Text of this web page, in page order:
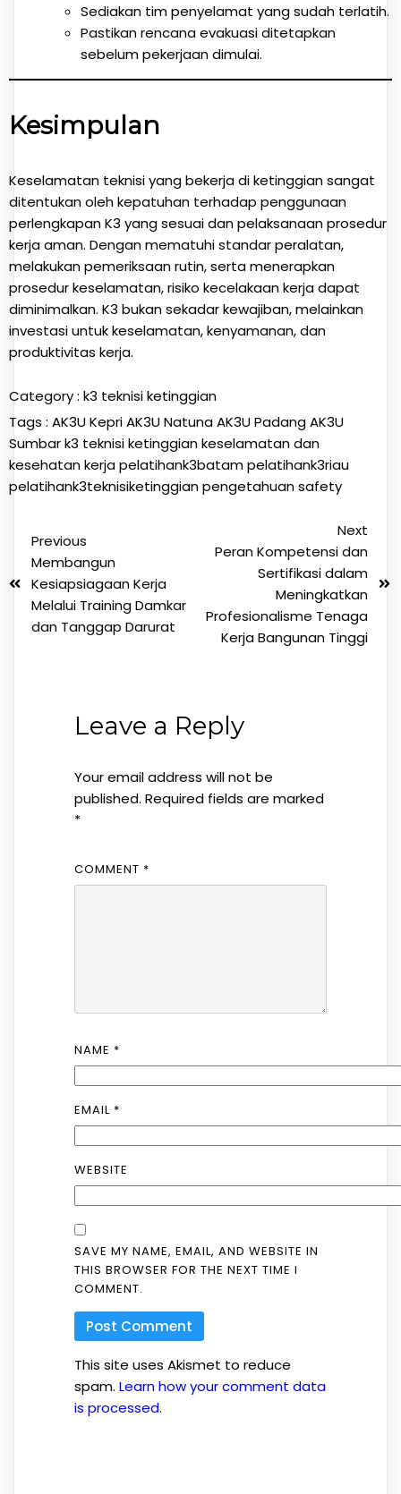
Sediakan tim penyelamat yang sudah terlatih.
Pastikan rencana evakuasi ditetapkan
sebelum pekerjaan dimulai.
Kesimpulan
Keselamatan teknisi yang bekerja di ketinggian sangat
ditentukan oleh kepatuhan terhadap penggunaan
perlengkapan K3 yang sesuai dan pelaksanaan prosedur
kerja aman. Dengan mematuhi standar peralatan,
melakukan pemeriksaan rutin, serta menerapkan
prosedur keselamatan, risiko kecelakaan kerja dapat
diminimalkan. K3 bukan sekadar kewajiban, melainkan
investasi untuk keselamatan, kenyamanan, dan
produktivitas kerja.
Category : k3 teknisi ketinggian
Tags : AK3U KepriAK3U NatunaAK3U PadangAK3U
Sumbark3 teknisi ketinggiankeselamatan dan
kesehatan kerjapelatihank3batampelatihank3riau
pelatihank3teknisiketinggianpengetahuansafety
Previous
Membangun
Kesiapsiagaan Kerja
Melalui Training Damkar
dan Tanggap Darurat
Next
Peran Kompetensi dan
Sertifikasi dalam
Meningkatkan
Profesionalisme Tenaga
Kerja Bangunan Tinggi
Leave a Reply
Your email address will not be
published. Required fields are marked
*
COMMENT *
NAME *
EMAIL *
WEBSITE
SAVE MY NAME, EMAIL, AND WEBSITE IN
THIS BROWSER FOR THE NEXT TIME I
COMMENT.
This site uses Akismet to reduce
spam. Learn how your comment data
is processed.